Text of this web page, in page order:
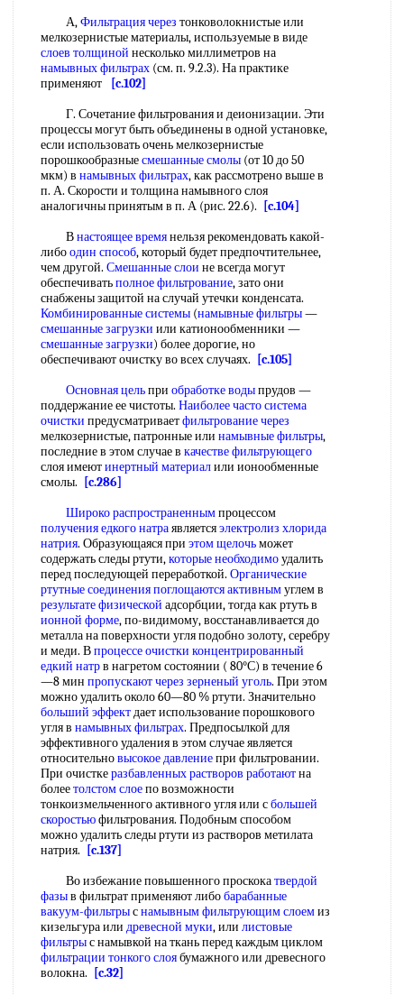
А,Фильтрация через тонковолокнистые или
мелкозернистые материалы, используемые в виде
слоев толщиной несколько миллиметров на
намывных фильтрах (см. п. 9.2.3). На практике
применяют
[c.102]
Г. Сочетание фильтрования и деионизации. Эти
процессы могут быть объединены в одной установке,
если использовать очень мелкозернистые
порошкообразныесмешанные смолы (от 10 до 50
мкм) в намывных фильтрах, как рассмотрено выше в
п. А. Скорости и толщина намывного слоя
аналогичны принятым в п. А (рис. 22.6).
[c.104]
Внастоящее времянельзя рекомендовать какой-
либоодин способ, который будет предпочтительнее,
чем другой. Смешанные слои не всегда могут
обеспечиватьполное фильтрование, зато они
снабжены защитой на случай утечки конденсата.
Комбинированные системы (намывные фильтры—
смешанные загрузки или катионообменники —
смешанные загрузки) более дорогие, но
обеспечивают очистку во всех случаях.
[c.105]
Основная цельпри обработке водыпрудов —
поддержание ее чистоты. Наиболее частосистема
очистки предусматриваетфильтрование через
мелкозернистые, патронные или намывные фильтры,
последние в этом случае в качестве фильтрующего
слоя имеютинертный материалили ионообменные
смолы.
[c.286]
Широко распространеннымпроцессом
получения едкого натраявляетсяэлектролиз хлорида
натрия. Образующаяся при этом щелочьможет
содержать следы ртути,которые необходимоудалить
перед последующей переработкой. Органические
ртутные соединенияпоглощаются активнымуглем в
результате физической адсорбции, тогда как ртуть в
ионной форме, по-видимому, восстанавливается до
металла на поверхности угля подобно золоту, серебру
и меди. Впроцессе очистки концентрированный
едкий натрв нагретом состоянии ( 80°С) в течение 6
—8 мин пропускают через зерненый уголь. При этом
можно удалить около 60—80 % ртути. Значительно
больший эффектдает использование порошкового
угля в намывных фильтрах. Предпосылкой для
эффективного удаления в этом случае является
относительновысокое давлениепри фильтровании.
При очисткеразбавленных растворов работаютна
болеетолстом слоепо возможности
тонкоизмельченного активного угля или сбольшей
скоростьюфильтрования. Подобным способом
можно удалить следы ртути из растворов метилата
натрия.
[c.137]
Во избежание повышенного проскокатвердой
фазыв фильтрат применяют либобарабанные
вакуум-фильтрыснамывным фильтрующим слоемиз
кизельгура или древесной муки, или листовые
фильтрыс намывкой на ткань перед каждым циклом
фильтрации тонкого слоябумажного или древесного
волокна.
[c.32]